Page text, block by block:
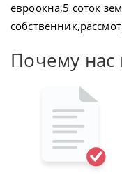
евроокна,5 соток
Почему